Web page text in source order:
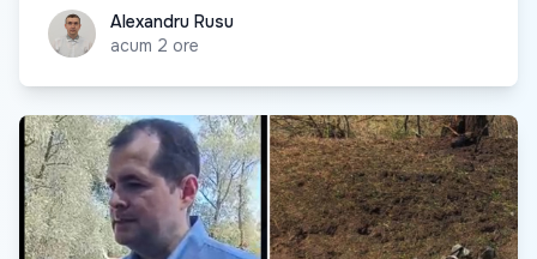
Alexandru Rusu
Alexandru Rusu
acum 2 ore